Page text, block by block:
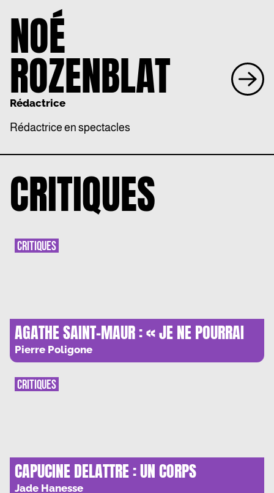
NOÉ
ROZENBLAT
Rédactrice
Rédactrice en spectacles
CRITIQUES
AGATHE SAINT-MAUR : « JE NE POURRAI
JAMAIS CHOISIR ENTRE LA LITTERATURE ET
LE REEL »
Pierre Poligone
CRITIQUES
CAPUCINE DELATTRE : UN CORPS
Jade Hanesse
CRITIQUES